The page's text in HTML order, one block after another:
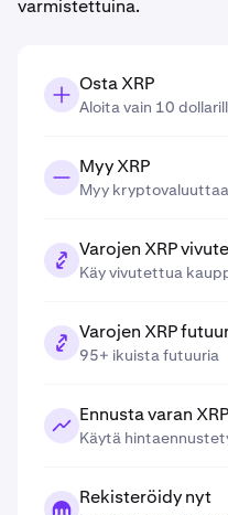
varmistettuina.
Osta XRP
Aloita vain 10
Myy XRP
Myy
Varojen XRP
Käy vivutettua
Varojen XRP
95+ ikuista futuuria
Ennusta varan
Käytä
Rekisteröidy nyt